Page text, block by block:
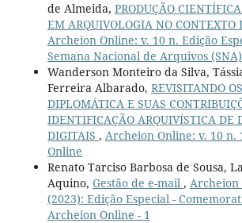
de Almeida, PRODUÇÃO
EM ARQUIVOLOGIA NO CONTEXTO
Archeion Online: v. 10 n. Edição
Semana Nacional de Arquivos (SNA)
Wanderson Monteiro da Silva,
Ferreira Albarado, REVISITANDO
DIPLOMÁTICA E SUAS
IDENTIFICAÇÃO ARQUIVÍSTICA DE
DIGITAIS , Archeion Online: v. 10 n.
Online
Renato Tarciso Barbosa de Sousa,
Aquino, Gestão de e-mail , Archeion
(2023): Edição Especial -
Archeion Online - 1